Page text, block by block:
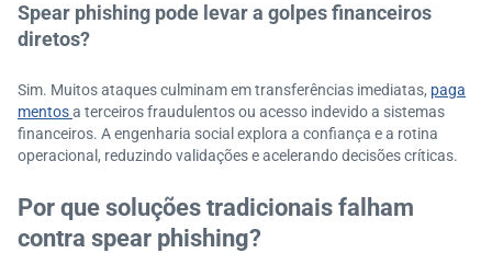
Spear phishing pode levar a golpes financeiros
diretos?
Sim. Muitos ataques culminam em transferências imediatas, paga
mentosa terceiros fraudulentos ou acesso indevido a sistemas
financeiros. A engenharia social explora a confiança e a rotina
operacional, reduzindo validações e acelerando decisões críticas.
Por que soluções tradicionais falham
contra spear phishing?